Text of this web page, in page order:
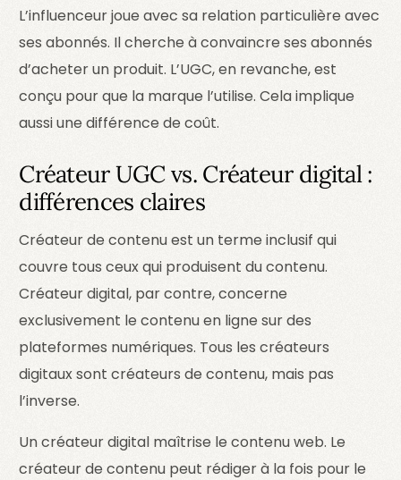
L’influenceur joue avec sa relation particulière avec
ses abonnés. Il cherche à convaincre ses abonnés
d’acheter un produit. L’UGC, en revanche, est
conçu pour que la marque l’utilise. Cela implique
aussi une différence de coût.
Créateur UGC vs. Créateur digital :
différences claires
Créateur de contenu est un terme inclusif qui
couvre tous ceux qui produisent du contenu.
Créateur digital, par contre, concerne
exclusivement le contenu en ligne sur des
plateformes numériques. Tous les créateurs
digitaux sont créateurs de contenu, mais pas
l’inverse.
Un créateur digital maîtrise le contenu web. Le
créateur de contenu peut rédiger à la fois pour le